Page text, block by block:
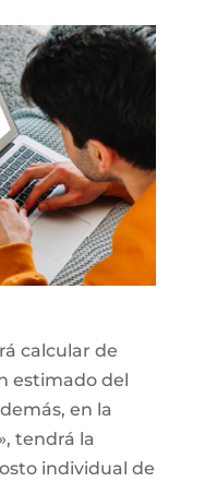
calcular de
estimado del
en la
tendrá la
individual de